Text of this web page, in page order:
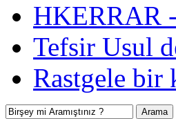
HKERRAR
Tefsir Usul
Rastgele bir